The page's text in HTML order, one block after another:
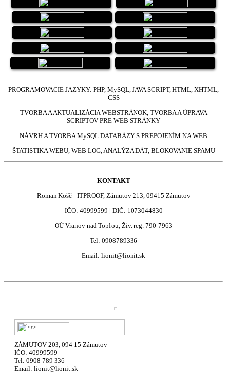
PROGRAMOVACIE JAZYKY: PHP, MySQL, JAVA SCRIPT, HTML, XHTML,
CSS
TVORBA A AKTUALIZÁCIA WEBSTRÁNOK, TVORBA A ÚPRAVA
SCRIPTOV PRE WEB STRÁNKY
NÁVRH A TVORBA MySQL DATABÁZY S PREPOJENÍM NA WEB
ŠTATISTIKA WEBU, WEB LOG, ANALÝZA DÁT, BLOKOVANIE SPAMU
KONTAKT
Roman Košč - ITPROOF, Zámutov 213, 09415 Zámutov
IČO: 40999599 | DIČ: 1073044830
OÚ Vranov nad Topľou, Živ. reg. 790-7963
Tel: 0908789336
Email: lionit@lionit.sk
ZÁMUTOV 203, 094 15 Zámutov
IČO: 40999599
Tel: 0908 789 336
Email: lionit@lionit.sk